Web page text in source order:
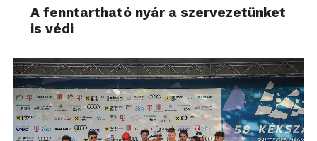
A fenntartható nyár a szervezetünket
is védi